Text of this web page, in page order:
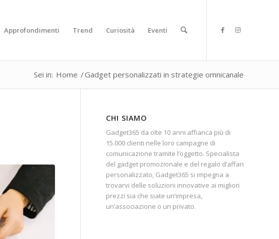
Approfondimenti Trend Curiosità Eventi
Sei in: Home /Gadget personalizzati in strategie omnicanale
CHI SIAMO
Gadget365 da olte 10 anni affianca più di
15.000 clienti nelle loro campagne di
comunicazione tramite l’oggetto. Specialista
del gadget promozionale e del regalo d’affari
personalizzato, Gadget365 si impegna a
trovarvi delle soluzioni innovative ai migliori
prezzi sia che siate un’impresa,
un’associazione o un privato.